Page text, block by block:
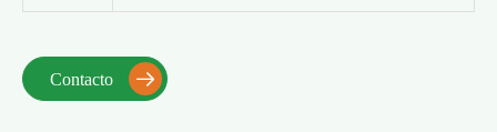
Contacto 